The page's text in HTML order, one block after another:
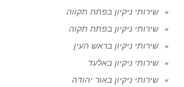
שירותי ניקיון בפתח תקווה
שירותי ניקיון בפתח תקוה
שירותי ניקיון בראש העין
שירותי ניקיון באלעד
שירותי ניקיון באור יהודה